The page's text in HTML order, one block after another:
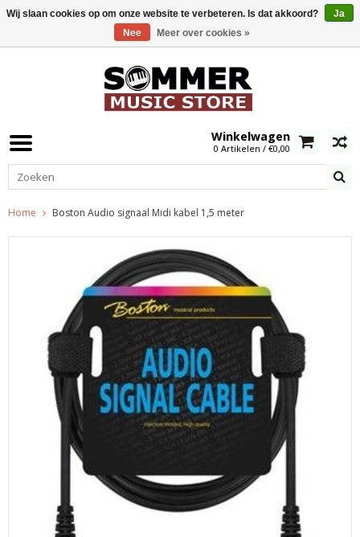
Winkelwagen
0 Artikelen / €0,00
Home Boston Audio signaal Midi kabel 1,5 meter
Wij slaan cookies op om onze website te verbeteren. Is dat akkoord?
Ja
Nee
Meer over cookies »